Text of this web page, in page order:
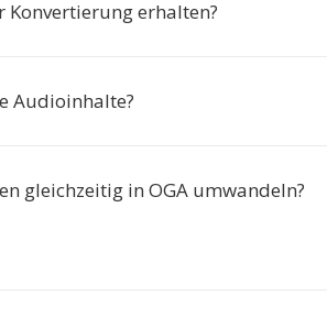
erhalten?
Audioinhalte?
gleichzeitig in OGA umwandeln?